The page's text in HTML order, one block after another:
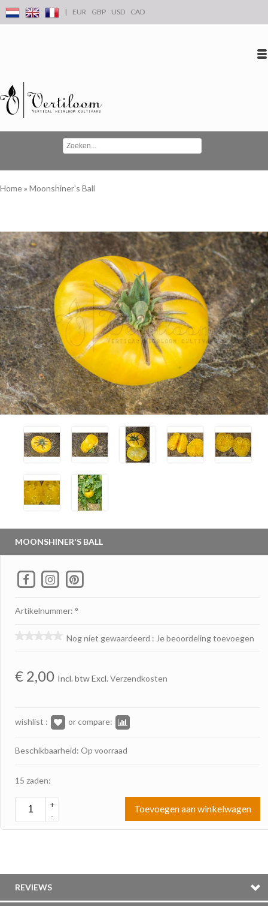
| EUR GBP USD CAD
Home» Moonshiner's Ball
MOONSHINER'S BALL
Artikelnummer: °
Nog niet gewaardeerd : Je beoordeling toevoegen
€ 2,00 Incl. btw Excl. Verzendkosten
wishlist : or compare:
Beschikbaarheid: Op voorraad
15 zaden:
+
-
Toevoegen aan winkelwagen
REVIEWS